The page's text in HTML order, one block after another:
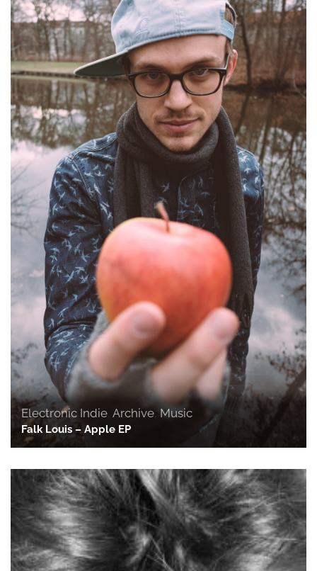
Electronic Indie Archive ,Music
Falk Louis – Apple EP